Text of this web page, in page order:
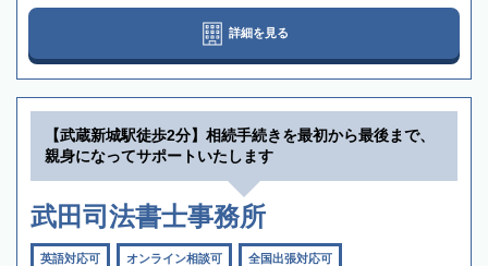
詳細を見る
【武蔵新城駅徒歩2分】相続手続きを最初から最後まで、
親身になってサポートいたします
武田司法書士事務所
英語対応可 オンライン相談可 全国出張対応可